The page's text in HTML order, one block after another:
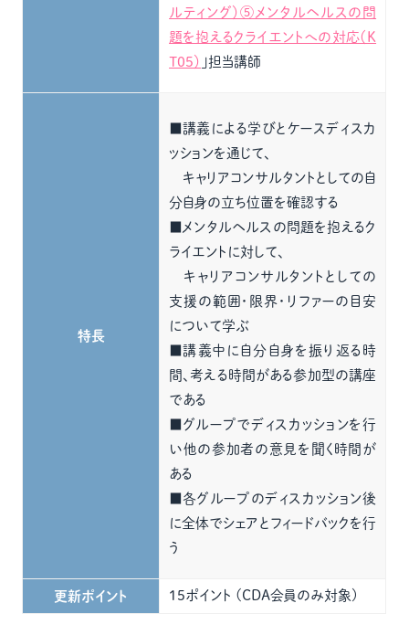
ルティング）⑤メンタルヘルスの問
題を抱えるクライエントへの対応（K
T05） 」担当講師
特長
■講義による学びとケースディスカ
ッションを通じて、
キャリアコンサルタントとしての自
分自身の立ち位置を確認する
■メンタルヘルスの問題を抱えるク
ライエントに対して、
キャリアコンサルタントとしての
支援の範囲・限界・リファーの目安
について学ぶ
■講義中に自分自身を振り返る時
間、考える時間がある参加型の講座
である
■グループでディスカッションを行
い他の参加者の意見を聞く時間が
ある
■各グループのディスカッション後
に全体でシェアとフィードバックを行
う
更新ポイント 15ポイント (CDA会員のみ対象)